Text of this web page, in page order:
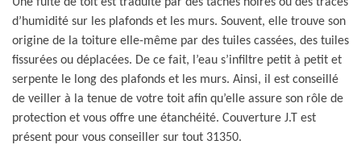
d’humidité sur les plafonds et les murs. Souvent, elle trouve son
origine de la toiture elle-même par des tuiles cassées, des tuiles
fissurées ou déplacées. De ce fait, l’eau s’infiltre petit à petit et
serpente le long des plafonds et les murs. Ainsi, il est conseillé
de veiller à la tenue de votre toit afin qu’elle assure son rôle de
protection et vous offre une étanchéité. Couverture J.T est
présent pour vous conseiller sur tout 31350.